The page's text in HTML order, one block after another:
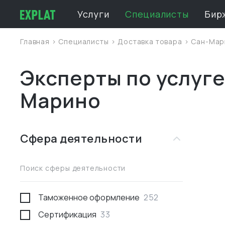
Услуги Специалисты
Главная > Специалисты > Доставка товара > Сан-
Эксперты по
Марино
Сфера деятельности
Поиск сферы деятельности
Таможенное оформление 252
Сертификация 33